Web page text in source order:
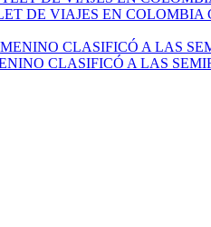
DE VIAJES EN COLOMBIA
CLASIFICÓ A LAS